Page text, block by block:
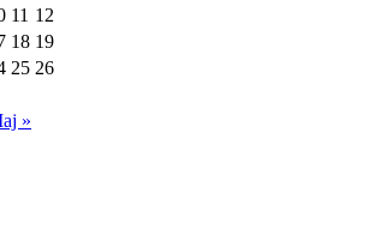
»
11 12
18 19
25 26